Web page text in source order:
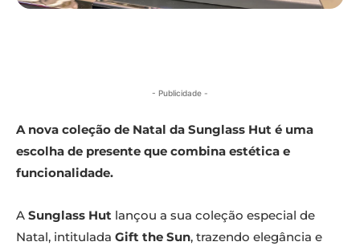
- Publicidade -
A nova coleção de Natal da Sunglass Hut é uma
escolha de presente que combina estética e
funcionalidade.
A Sunglass Hut lançou a sua coleção especial de
Natal, intitulada Gift the Sun, trazendo elegância e